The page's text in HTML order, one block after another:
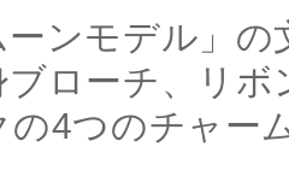
ーンモデル」
ブローチ、リ
の4つのチャー